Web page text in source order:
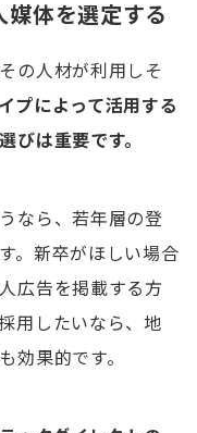
質問
方は？
媒体を選定する
の人材が利用しそ
プによって活用する
びは重要です。
なら、若年層の登
。新卒がほしい場合
広告を掲載する方
用したいなら、地
効果的です。